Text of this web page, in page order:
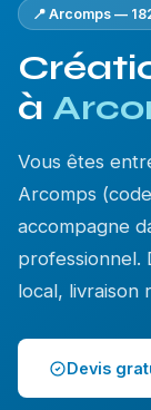
📍 Arcomps —
à
Vous êtes
Arcomps
accompagne
professionnel.
local, livraison
Devis